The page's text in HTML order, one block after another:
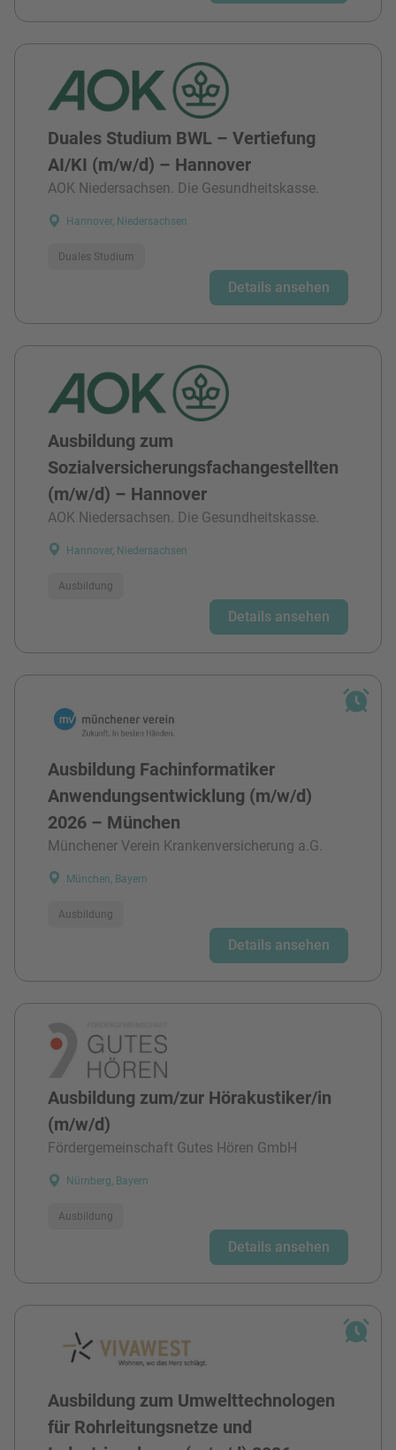
Duales Studium BWL – Vertiefung
AI/KI (m/w/d) – Hannover
AOK Niedersachsen. Die Gesundheitskasse.
Hannover, Niedersachsen
Duales Studium
Details ansehen
Ausbildung zum
Sozialversicherungsfachangestellten
(m/w/d) – Hannover
AOK Niedersachsen. Die Gesundheitskasse.
Hannover, Niedersachsen
Ausbildung
Details ansehen
Ausbildung Fachinformatiker
Anwendungsentwicklung (m/w/d)
2026 – München
Münchener Verein Krankenversicherung a.G.
München, Bayern
Ausbildung
Details ansehen
Ausbildung zum/zur Hörakustiker/in
(m/w/d)
Fördergemeinschaft Gutes Hören GmbH
Nürnberg, Bayern
Ausbildung
Details ansehen
Ausbildung zum Umwelttechnologen
für Rohrleitungsnetze und